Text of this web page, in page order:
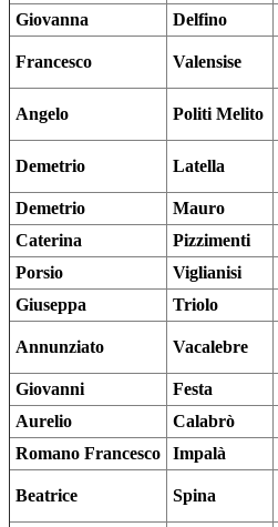
Giovanna
Delfino
Francesco Valensise
Angelo Politi Melito
Demetrio Latella
Demetrio
Mauro
Caterina
Pizzimenti
Porsio
Viglianisi
Giuseppa
Triolo
Annunziato Vacalebre
Giovanni
Festa
Aurelio
Calabrò
Romano Francesco
Impalà
Beatrice Spina